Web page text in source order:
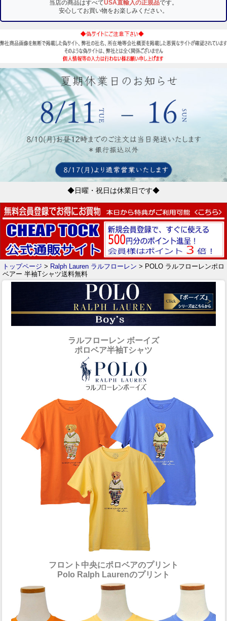
当店の商品はすべてUSA直輸入の正規品です。
安心してお買い物をお楽しみください。
◆日曜・祝日は休業日です◆
トップページ > Ralph Lauren ラルフローレン > POLO ラルフローレンポロ
ベアー 半袖Tシャツ送料無料
ラルフローレン ボーイズ
ポロベア半袖Tシャツ
フロント中央にポロベアのプリント
Polo Ralph Laurenのプリント